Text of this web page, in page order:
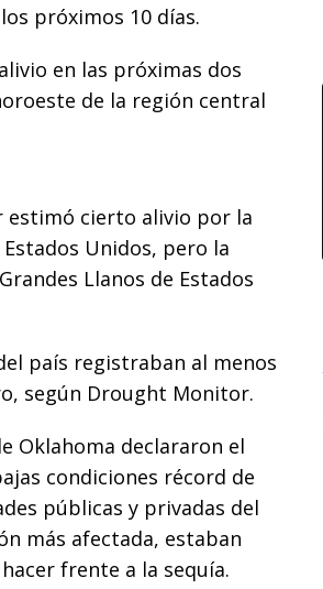
próximos 10 días.
en las próximas dos
de la región central
estimó cierto alivio por la
Unidos, pero la
Llanos de Estados
país registraban al menos
según Drought Monitor.
Oklahoma declararon el
condiciones récord de
públicas y privadas del
más afectada, estaban
frente a la sequía.